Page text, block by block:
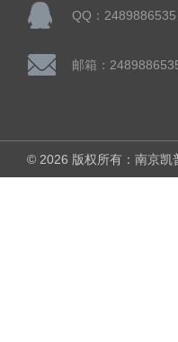
QQ：2489886535
邮箱：
© 2026 版权所有：南京